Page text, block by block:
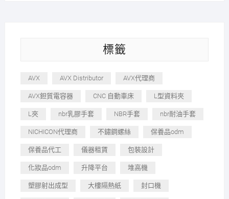
標籤
AVX AVX Distributor AVX代理商
AVX鉭質電容器 CNC 自動車床 L型資料夾
L夾 nbr乳膠手套 NBR手套 nbr耐油手套
NICHICON代理商 不鏽鋼螺絲 保養品odm
保養品代工 儀器租賃 包裝設計
化妝品odm 升降平台 堆高機
塑膠射出成型 大樓隔熱紙 封口機